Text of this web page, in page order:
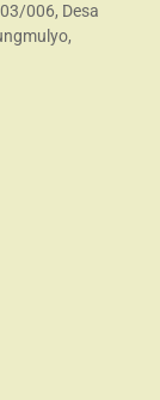
006, Desa